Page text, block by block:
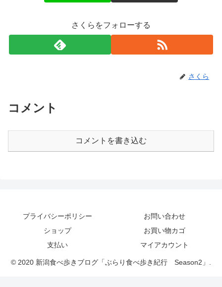
さくらをフォローする
さくら
コメント
コメントを書き込む
プライバシーポリシー
お問い合わせ
ショップ
お買い物カゴ
支払い
マイアカウント
© 2020 新潟食べ歩きブログ「ぶらり食べ歩き紀行 Season2」.